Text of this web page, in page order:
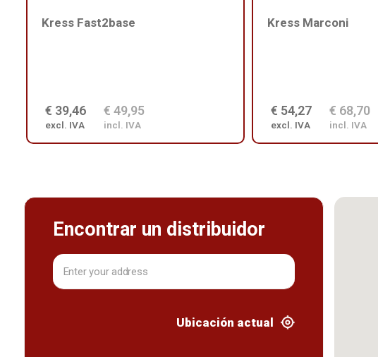
Kress Fast2base
€ 39,46
excl. IVA
€ 49,95
incl. IVA
Kress Marconi
€ 54,27
excl. IVA
€ 68,70
incl. IVA
Encontrar un distribuidor
Ubicación actual